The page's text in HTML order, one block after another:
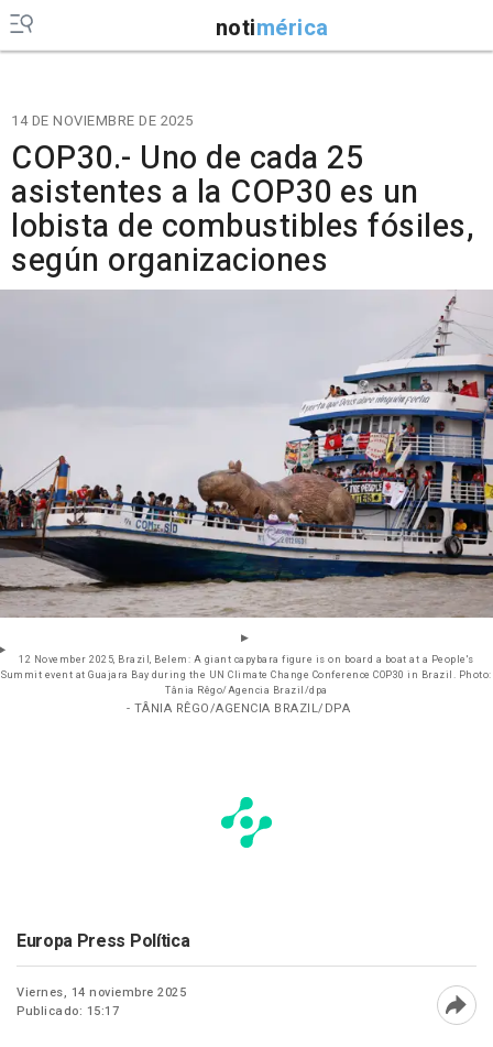
notimérica
14 DE NOVIEMBRE DE 2025
COP30.- Uno de cada 25
asistentes a la COP30 es un
lobista de combustibles fósiles,
según organizaciones
12 November 2025, Brazil, Belem: A giant capybara figure is on board a boat at a People's
Summit event at Guajara Bay during the UN Climate Change Conference COP30 in Brazil. Photo:
Tânia Rêgo/Agencia Brazil/dpa
- TÂNIA RÊGO/AGENCIA BRAZIL/DPA
Europa Press Política
Viernes, 14 noviembre 2025
Publicado: 15:17